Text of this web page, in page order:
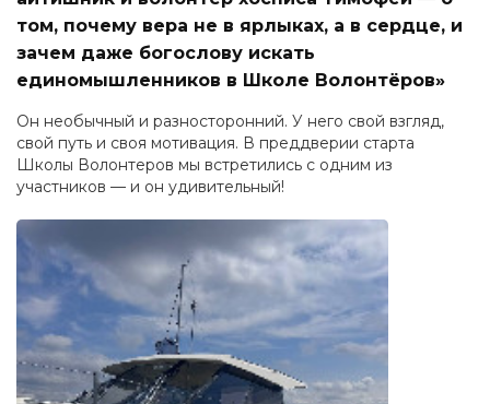
том, почему вера не в ярлыках, а в сердце, и
зачем даже богослову искать
единомышленников в Школе Волонтёров»
Он необычный и разносторонний. У него свой взгляд,
свой путь и своя мотивация. В преддверии старта
Школы Волонтеров мы встретились с одним из
участников — и он удивительный!